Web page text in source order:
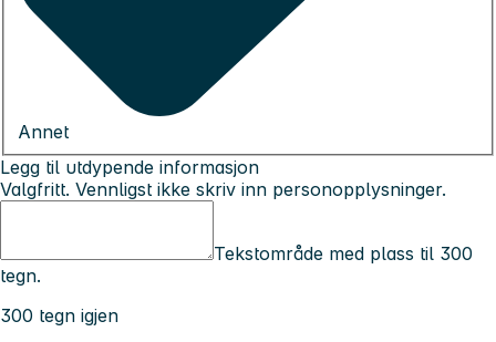
Annet
Legg til utdypende informasjon
Valgfritt. Vennligst ikke skriv inn personopplysninger.
Tekstområde med plass til 300
tegn.
300 tegn igjen